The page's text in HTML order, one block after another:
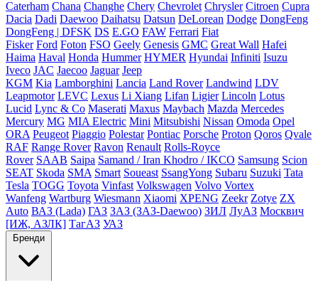
Caterham Chana Changhe Chery Chevrolet Chrysler Citroen Cupra
Dacia Dadi Daewoo Daihatsu Datsun DeLorean Dodge DongFeng
DongFeng | DFSK DS E.GO FAW Ferrari Fiat
Fisker Ford Foton FSO Geely Genesis GMC Great Wall Hafei
Haima Haval Honda Hummer HYMER Hyundai Infiniti Isuzu
Iveco JAC Jaecoo Jaguar Jeep
KGM Kia Lamborghini Lancia Land Rover Landwind LDV
Leapmotor LEVC Lexus Li Xiang Lifan Ligier Lincoln Lotus
Lucid Lync & Co Maserati Maxus Maybach Mazda Mercedes
Mercury MG MIA Electric Mini Mitsubishi Nissan Omoda Opel
ORA Peugeot Piaggio Polestar Pontiac Porsche Proton Qoros Qvale
RAF Range Rover Ravon Renault Rolls-Royce
Rover SAAB Saipa Samand / Iran Khodro / IKCO Samsung Scion
SEAT Skoda SMA Smart Soueast SsangYong Subaru Suzuki Tata
Tesla TOGG Toyota Vinfast Volkswagen Volvo Vortex
Wanfeng Wartburg Wiesmann Xiaomi XPENG Zeekr Zotye ZX
Auto ВАЗ (Lada) ГАЗ ЗАЗ (ЗАЗ-Daewoo) ЗИЛ ЛуАЗ Москвич
[ИЖ, АЗЛК] ТагАЗ УАЗ
Бренди